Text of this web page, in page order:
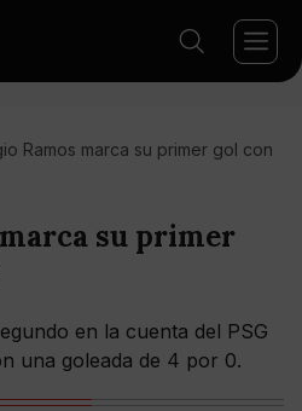
Ramos marca su primer gol con
su primer
en la cuenta del PSG
una goleada de 4 por 0.